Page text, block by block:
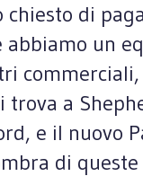
di
un
a
e il
di